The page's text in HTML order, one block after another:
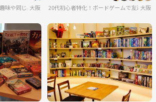
味や同じ興味で繋がろう〜
大阪 20代初心者特化！ボードゲームで友達を作
大阪